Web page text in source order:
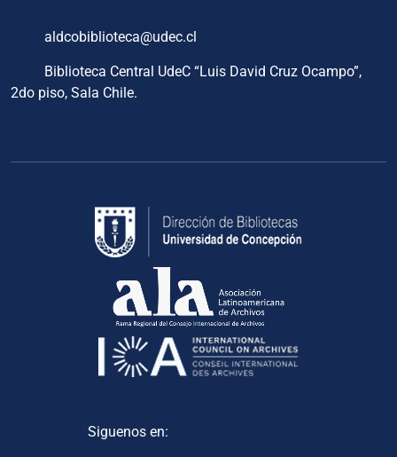
aldcobiblioteca@udec.cl
Biblioteca Central UdeC “Luis David Cruz Ocampo”,
2do piso, Sala Chile.
Siguenos en: